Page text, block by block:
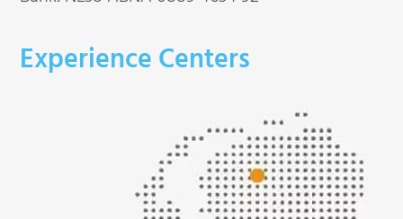
Experience Centers